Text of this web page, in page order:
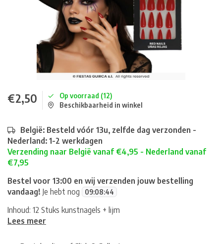
€2,50
Op voorraad (12)
Beschikbaarheid in winkel
België: Besteld vóór 13u, zelfde dag verzonden -
Nederland: 1-2 werkdagen
Verzending naar België vanaf €4,95 - Nederland vanaf
€7,95
Bestel voor 13:00 en wij verzenden jouw bestelling
vandaag! Je hebt nog 09:08:44
Inhoud: 12 Stuks kunstnagels + lijm
Lees meer